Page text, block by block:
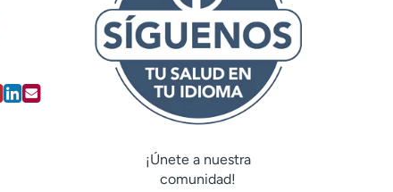
¡Únete a nuestra
comunidad!